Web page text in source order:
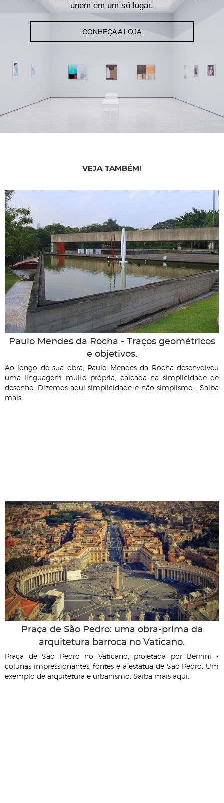
unem em um só lugar.
CONHEÇA A LOJA
VEJA TAMBÉM!
Paulo Mendes da Rocha - Traços geométricos
e objetivos.
Ao longo de sua obra, Paulo Mendes da Rocha desenvolveu
uma linguagem muito própria, calcada na simplicidade de
desenho. Dizemos aqui simplicidade e não simplismo... Saiba
mais
Praça de São Pedro: uma obra-prima da
arquitetura barroca no Vaticano.
Praça de São Pedro no Vaticano, projetada por Bernini -
colunas impressionantes, fontes e a estátua de São Pedro. Um
exemplo de arquitetura e urbanismo. Saiba mais aqui.